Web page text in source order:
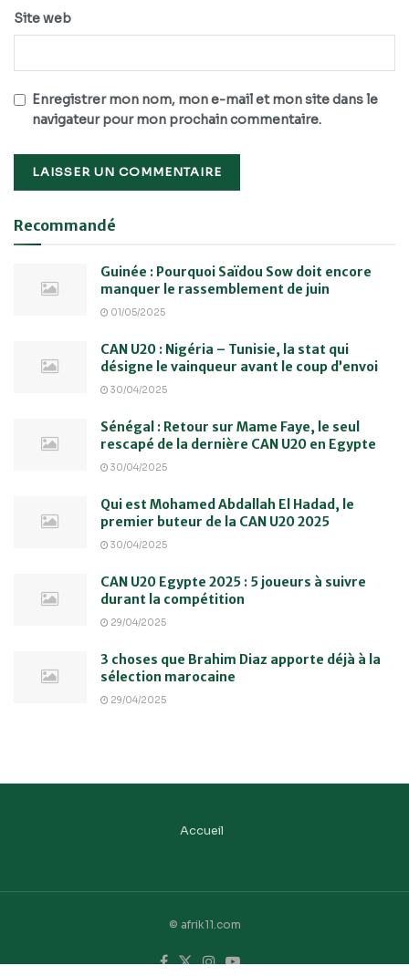
Site web
Enregistrer mon nom, mon e-mail et mon site dans le
navigateur pour mon prochain commentaire.
Recommandé
Guinée : Pourquoi Saïdou Sow doit encore
manquer le rassemblement de juin
01/05/2025
CAN U20 : Nigéria – Tunisie, la stat qui
désigne le vainqueur avant le coup d’envoi
30/04/2025
Sénégal : Retour sur Mame Faye, le seul
rescapé de la dernière CAN U20 en Egypte
30/04/2025
Qui est Mohamed Abdallah El Hadad, le
premier buteur de la CAN U20 2025
30/04/2025
CAN U20 Egypte 2025 : 5 joueurs à suivre
durant la compétition
29/04/2025
3 choses que Brahim Diaz apporte déjà à la
sélection marocaine
29/04/2025
Accueil
© afrik11.com